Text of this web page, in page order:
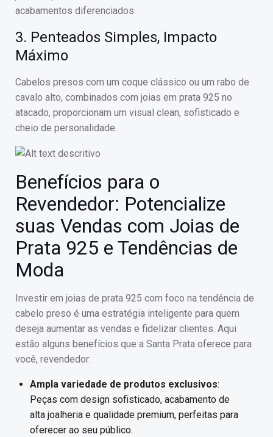
acabamentos diferenciados.
3. Penteados Simples, Impacto
Máximo
Cabelos presos com um coque clássico ou um rabo de
cavalo alto, combinados com joias em prata 925 no
atacado, proporcionam um visual clean, sofisticado e
cheio de personalidade.
Benefícios para o
Revendedor: Potencialize
suas Vendas com Joias de
Prata 925 e Tendências de
Moda
Investir em joias de prata 925 com foco na tendência de
cabelo preso é uma estratégia inteligente para quem
deseja aumentar as vendas e fidelizar clientes. Aqui
estão alguns benefícios que a Santa Prata oferece para
você, revendedor:
Ampla variedade de produtos exclusivos:
Peças com design sofisticado, acabamento de
alta joalheria e qualidade premium, perfeitas para
oferecer ao seu público.